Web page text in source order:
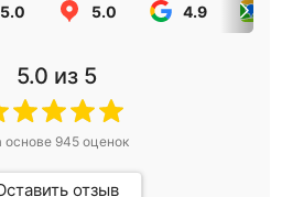
5.0 5.0 4.9
5.0 из 5
основе 945оценок
отзыв